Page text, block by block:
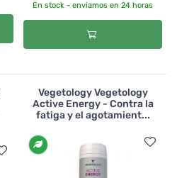
En stock - enviamos en 24 horas
Vegetology Vegetology
Active Energy - Contra la
fatiga y el agotamient...